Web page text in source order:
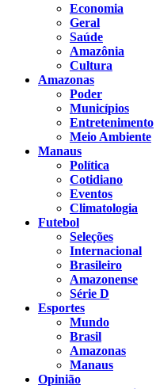
Economia
Geral
Saúde
Amazônia
Cultura
Amazonas
Poder
Municípios
Entretenimento
Meio Ambiente
Manaus
Política
Cotidiano
Eventos
Climatologia
Futebol
Seleções
Internacional
Brasileiro
Amazonense
Série D
Esportes
Mundo
Brasil
Amazonas
Manaus
Opinião